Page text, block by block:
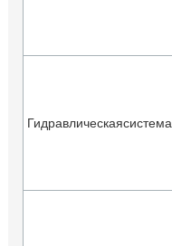
Гидравлическаясистема